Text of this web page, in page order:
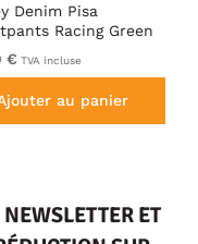
Denim Pisa
Racing Green
€ TVA incluse
au panier
ET